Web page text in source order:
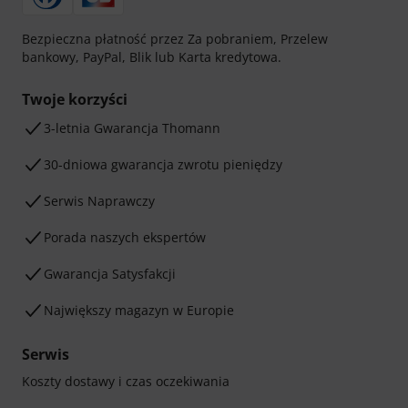
Bezpieczna płatność przez Za pobraniem, Przelew
bankowy, PayPal, Blik lub Karta kredytowa.
Twoje korzyści
3-letnia Gwarancja Thomann
30-dniowa gwarancja zwrotu pieniędzy
Serwis Naprawczy
Porada naszych ekspertów
Gwarancja Satysfakcji
Największy magazyn w Europie
Serwis
Koszty dostawy i czas oczekiwania